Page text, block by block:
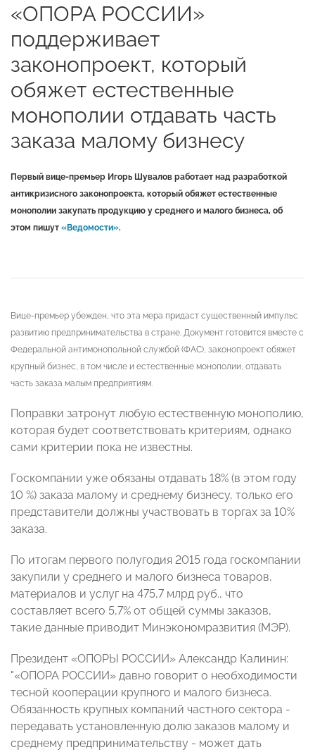
«ОПОРА РОССИИ»
поддерживает
законопроект, который
обяжет естественные
монополии отдавать часть
заказа малому бизнесу
Первый вице-премьер Игорь Шувалов работает над разработкой
антикризисного законопроекта, который обяжет естественные
монополии закупать продукцию у среднего и малого бизнеса, об
этом пишут «Ведомости».
Вице-премьер убежден, что эта мера придаст существенный импульс
развитию предпринимательства в стране. Документ готовится вместе с
Федеральной антимонопольной службой (ФАС), законопроект обяжет
крупный бизнес, в том числе и естественные монополии, отдавать
часть заказа малым предприятиям.
Поправки затронут любую естественную монополию,
которая будет соответствовать критериям, однако
сами критерии пока не известны.
Госкомпании уже обязаны отдавать 18% (в этом году
10 %) заказа малому и среднему бизнесу, только его
представители должны участвовать в торгах за 10%
заказа.
По итогам первого полугодия 2015 года госкомпании
закупили у среднего и малого бизнеса товаров,
материалов и услуг на 475,7 млрд руб., что
составляет всего 5,7% от общей суммы заказов,
такие данные приводит Минэкономразвития (МЭР).
Президент «ОПОРЫ РОССИИ» Александр Калинин:
"«ОПОРА РОССИИ» давно говорит о необходимости
тесной кооперации крупного и малого бизнеса.
Обязанность крупных компаний частного сектора -
передавать установленную долю заказов малому и
среднему предпринимательству - может дать